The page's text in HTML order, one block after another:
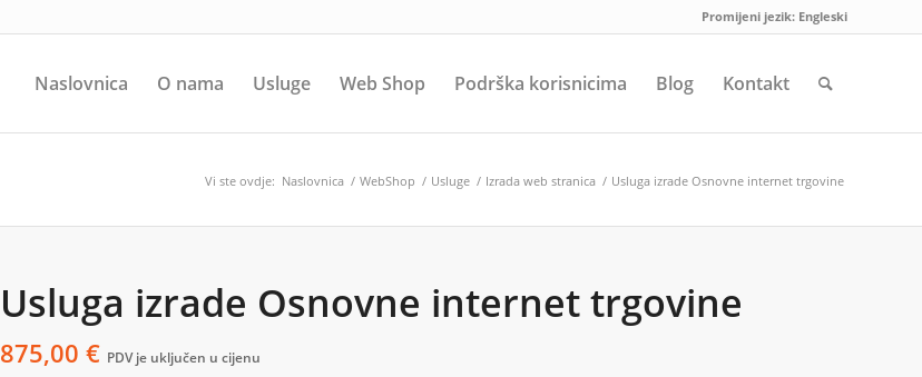
Promijeni jezik: Engleski
Naslovnica O nama Usluge Web Shop Podrška korisnicima Blog Kontakt
Vi ste ovdje: Naslovnica / WebShop / Usluge / Izrada web stranica / Usluga izrade Osnovne internet trgovine
Usluga izrade Osnovne internet trgovine
875,00€ PDV je uključen u cijenu